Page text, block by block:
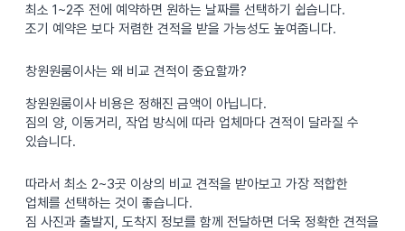
최소 1~2주 전에 예약하면 원하는 날짜를 선택하기 쉽습니다.
조기 예약은 보다 저렴한 견적을 받을 가능성도 높여줍니다.
창원원룸이사는 왜 비교 견적이 중요할까?
창원원룸이사 비용은 정해진 금액이 아닙니다.
짐의 양, 이동거리, 작업 방식에 따라 업체마다 견적이 달라질 수
있습니다.
따라서 최소 2~3곳 이상의 비교 견적을 받아보고 가장 적합한
업체를 선택하는 것이 좋습니다.
짐 사진과 출발지, 도착지 정보를 함께 전달하면 더욱 정확한 견적을